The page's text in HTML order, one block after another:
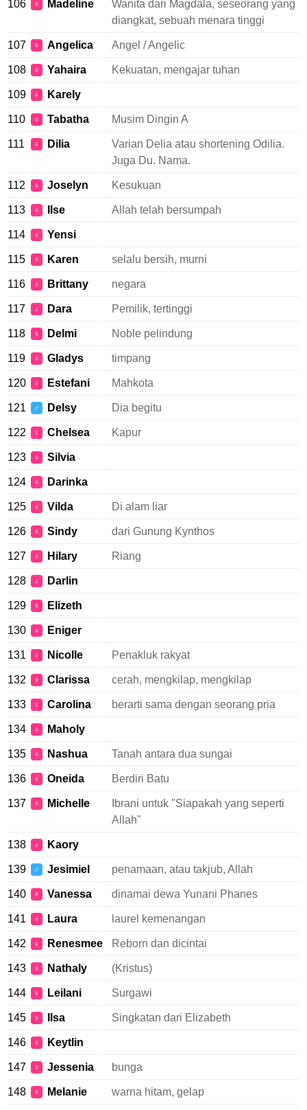
106 ♀ Madeline
Wanita dari Magdala, seseorang yang
diangkat, sebuah menara tinggi
107 ♀ Angelica Angel / Angelic
108 ♀ Yahaira Kekuatan, mengajar tuhan
109 ♀ Karely
110 ♀ Tabatha Musim Dingin A
111 ♀ Dilia
Varian Delia atau shortening Odilia.
Juga Du. Nama.
112 ♀ Joselyn Kesukuan
113 ♀ Ilse Allah telah bersumpah
114 ♀ Yensi
115 ♀ Karen selalu bersih, murni
116 ♀ Brittany negara
117 ♀ Dara Pemilik, tertinggi
118 ♀ Delmi Noble pelindung
119 ♀ Gladys timpang
120 ♀ Estefani Mahkota
121 ♂ Delsy Dia begitu
122 ♀ Chelsea Kapur
123 ♀ Silvia
124 ♀ Darinka
125 ♀ Vilda Di alam liar
126 ♀ Sindy dari Gunung Kynthos
127 ♀ Hilary Riang
128 ♀ Darlin
129 ♀ Elizeth
130 ♀ Eniger
131 ♀ Nicolle Penakluk rakyat
132 ♀ Clarissa cerah, mengkilap, mengkilap
133 ♀ Carolina berarti sama dengan seorang pria
134 ♀ Maholy
135 ♀ Nashua Tanah antara dua sungai
136 ♀ Oneida Berdiri Batu
137 ♀ Michelle
Ibrani untuk "Siapakah yang seperti
Allah"
138 ♀ Kaory
139 ♂ Jesimiel penamaan, atau takjub, Allah
140 ♀ Vanessa dinamai dewa Yunani Phanes
141 ♀ Laura laurel kemenangan
142 ♀ Renesmee Reborn dan dicintai
143 ♀ Nathaly (Kristus)
144 ♀ Leilani Surgawi
145 ♀ Ilsa Singkatan dari Elizabeth
146 ♀ Keytlin
147 ♀ Jessenia bunga
148 ♀ Melanie warna hitam, gelap